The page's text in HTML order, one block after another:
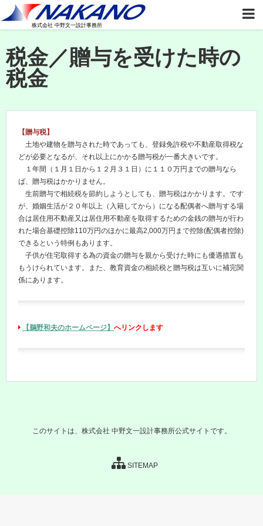
株式会社 中野文一設計事務所
税金／贈与を受けた時の
税金
【贈与税】
土地や建物を贈与された時であっても、登録免許税や不動産取得税な
どが必要となるが、それ以上にかかる贈与税が一番大きいです。
１年間（１月１日から１２月３１日）に１１０万円までの贈与なら
ば、贈与税はかかりません。
生前贈与で相続税を節約しようとしても、贈与税はかかります。です
が、婚姻生活が２０年以上（入籍してから）になる配偶者へ贈与する場
合は居住用不動産又は居住用不動産を取得するための金銭の贈与が行わ
れた場合基礎控除110万円のほかに最高2,000万円まで控除(配偶者控除)
できるという特例もあります。
子供が住宅取得する為の資金の贈与を親から受けた時にも優遇措置も
もうけられています。また、教育資金の相続税と贈与税は互いに補完関
係にあります。
【鵜野和夫のホームページ】 へリンクします
このサイトは、株式会社 中野文一設計事務所公式サイトです。
SITEMAP